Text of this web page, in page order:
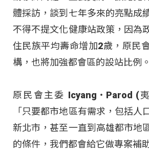
體採訪，談到七年多來的亮點成
不得不提文化健康站政策，因為
住民族平均壽命增加2歲，原民
構，也將加強都會區的設站比例。
原民會主委 Icyang‧Parod (
「只要都市地區有需求，包括人
新北市，甚至一直到高雄都市地
的條件，我們都會給它做專案補助